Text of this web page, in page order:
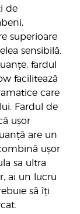
de
superioare
sensibilă.
fardul
facilitează
care
Fardul de
ușor
are un
ușor
sa ultra
ai un lucru
să îți